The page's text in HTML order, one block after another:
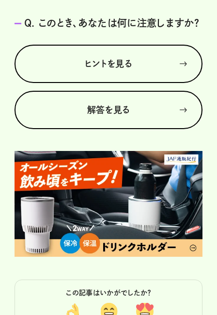
Q. このとき、あなたは何に注意しますか？
ヒントを見る
解答を見る
この記事はいかがでしたか？